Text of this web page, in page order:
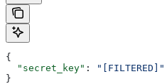
{
  "secret_key"
:
"[FILTERED]"
}